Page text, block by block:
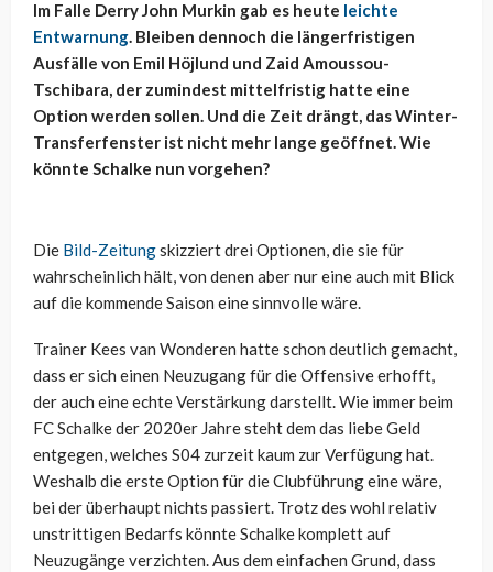
Im Falle Derry John Murkin gab es heute leichte
Entwarnung. Bleiben dennoch die längerfristigen
Ausfälle von Emil Höjlund und Zaid Amoussou-
Tschibara, der zumindest mittelfristig hatte eine
Option werden sollen. Und die Zeit drängt, das Winter-
Transferfenster ist nicht mehr lange geöffnet. Wie
könnte Schalke nun vorgehen?
Die Bild-Zeitungskizziert drei Optionen, die sie für
wahrscheinlich hält, von denen aber nur eine auch mit Blick
auf die kommende Saison eine sinnvolle wäre.
Trainer Kees van Wonderen hatte schon deutlich gemacht,
dass er sich einen Neuzugang für die Offensive erhofft,
der auch eine echte Verstärkung darstellt. Wie immer beim
FC Schalke der 2020er Jahre steht dem das liebe Geld
entgegen, welches S04 zurzeit kaum zur Verfügung hat.
Weshalb die erste Option für die Clubführung eine wäre,
bei der überhaupt nichts passiert. Trotz des wohl relativ
unstrittigen Bedarfs könnte Schalke komplett auf
Neuzugänge verzichten. Aus dem einfachen Grund, dass